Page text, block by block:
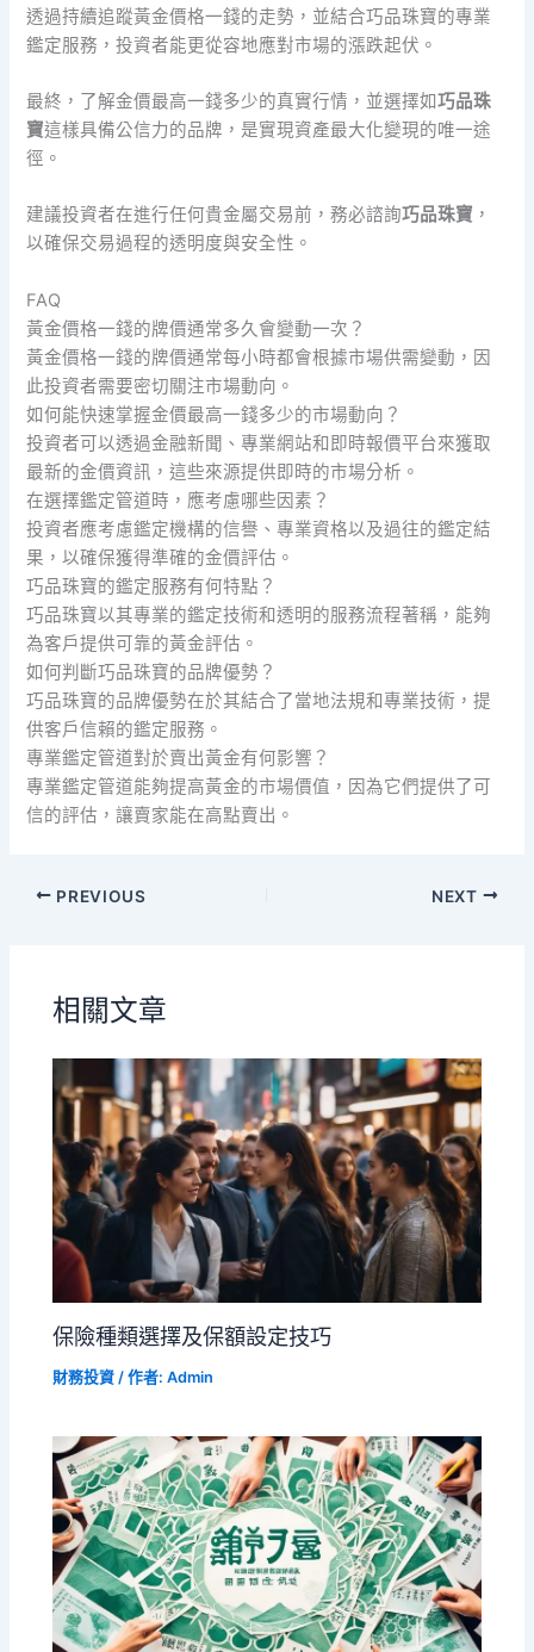
透過持續追蹤黃金價格一錢的走勢，並結合巧品珠寶的專業
鑑定服務，投資者能更從容地應對市場的漲跌起伏。
最終，了解金價最高一錢多少的真實行情，並選擇如巧品珠
寶這樣具備公信力的品牌，是實現資產最大化變現的唯一途
徑。
建議投資者在進行任何貴金屬交易前，務必諮詢巧品珠寶 ，
以確保交易過程的透明度與安全性。
FAQ
黃金價格一錢的牌價通常多久會變動一次？
黃金價格一錢的牌價通常每小時都會根據市場供需變動，因
此投資者需要密切關注市場動向。
如何能快速掌握金價最高一錢多少的市場動向？
投資者可以透過金融新聞、專業網站和即時報價平台來獲取
最新的金價資訊，這些來源提供即時的市場分析。
在選擇鑑定管道時，應考慮哪些因素？
投資者應考慮鑑定機構的信譽、專業資格以及過往的鑑定結
果，以確保獲得準確的金價評估。
巧品珠寶的鑑定服務有何特點？
巧品珠寶以其專業的鑑定技術和透明的服務流程著稱，能夠
為客戶提供可靠的黃金評估。
如何判斷巧品珠寶的品牌優勢？
巧品珠寶的品牌優勢在於其結合了當地法規和專業技術，提
供客戶信賴的鑑定服務。
專業鑑定管道對於賣出黃金有何影響？
專業鑑定管道能夠提高黃金的市場價值，因為它們提供了可
信的評估，讓賣家能在高點賣出。
PREVIOUS NEXT
相關文章
保險種類選擇及保額設定技巧
財務投資 / 作者:Admin